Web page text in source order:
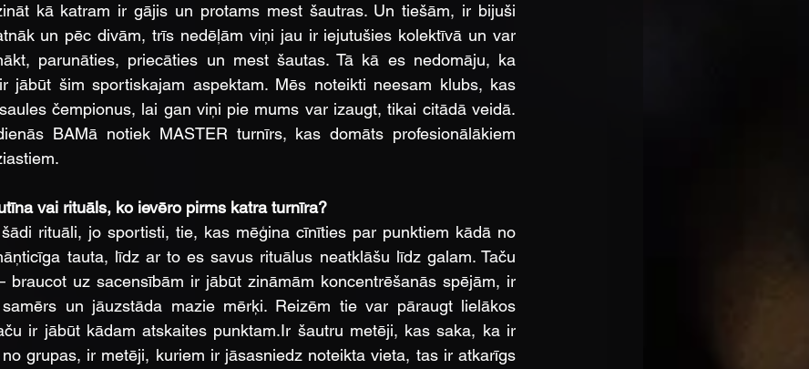
kā katram ir gājis un protams mest šautras. Un tiešām, ir bijuši
un pēc divām, trīs nedēļām viņi jau ir iejutušies kolektīvā un var
parunāties, priecāties un mest šautas. Tā kā es nedomāju, ka
jābūt šim sportiskajam aspektam. Mēs noteikti neesam klubs, kas
čempionus, lai gan viņi pie mums var izaugt, tikai citādā veidā.
BAMā notiek MASTER turnīrs, kas domāts profesionālākiem
vai rituāls, ko ievēro pirms katra turnīra?
rituāli, jo sportisti, tie, kas mēģina cīnīties par punktiem kādā no
tauta, līdz ar to es savus rituālus neatklāšu līdz galam. Taču
braucot uz sacensībām ir jābūt zināmām koncentrēšanās spējām, ir
un jāuzstāda mazie mērķi. Reizēm tie var pāraugt lielākos
ir jābūt kādam atskaites punktam.Ir šautru metēji, kas saka, ka ir
grupas, ir metēji, kuriem ir jāsasniedz noteikta vieta, tas ir atkarīgs